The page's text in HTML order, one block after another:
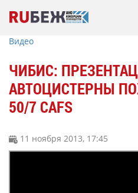
Видео
ЧИБИС:
АВТОЦИСТЕРНЫ
50/7 CAFS
11 ноября 2013, 17:45